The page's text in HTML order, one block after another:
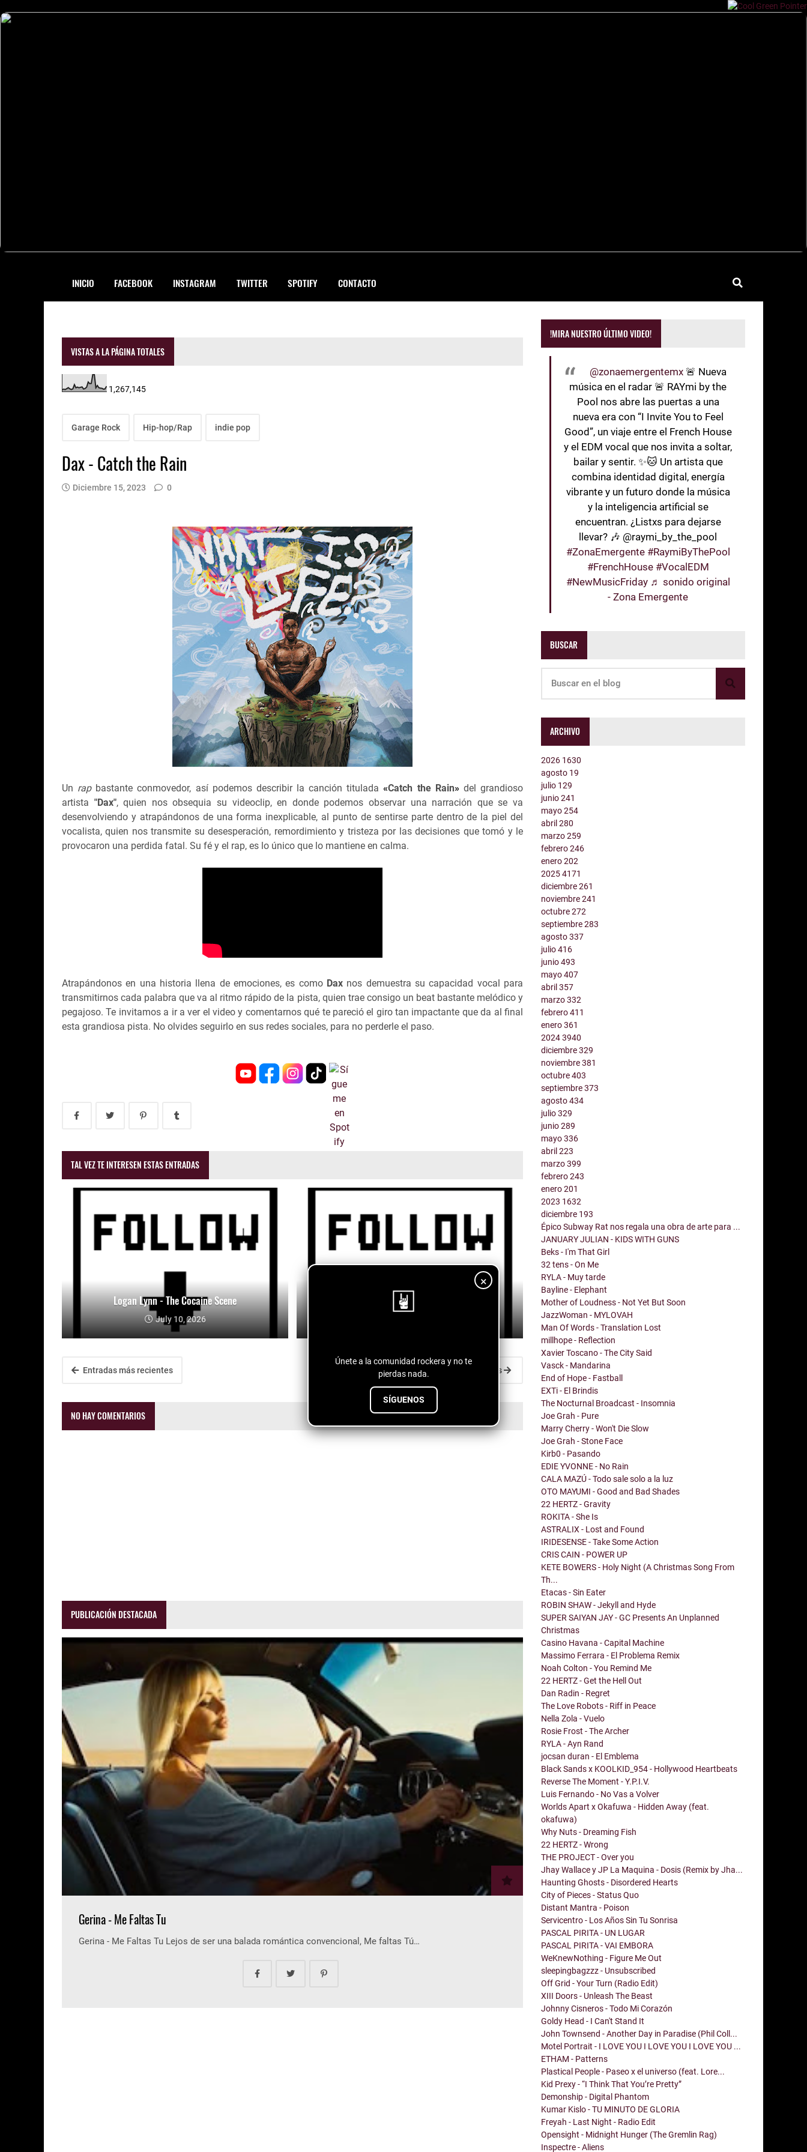
INICIO FACEBOOK INSTAGRAM TWITTER SPOTIFY CONTACTO
×
Únete a la comunidad rockera y no te
pierdas nada.
SÍGUENOS
VISTAS A LA PÁGINA TOTALES
1,267,145
Garage Rock Hip-hop/Rap indie pop
Dax - Catch the Rain
Diciembre 15, 2023 0
Un rapbastante conmovedor, así podemos describir la canción titulada«Catch the Rain»del grandioso
artista "Dax", quien nos obsequia su videoclip, en donde podemos observar una narración que se va
desenvolviendo y atrapándonos de una forma inexplicable, al punto de sentirse parte dentro de la piel del
vocalista, quien nos transmite su desesperación, remordimiento y tristeza por las decisiones que tomó y le
provocaron una perdida fatal. Su fé y el rap, es lo único que lo mantiene en calma.
Atrapándonos en una historia llena de emociones, es como Dax nos demuestra su capacidad vocal para
transmitirnos cada palabra que va al ritmo rápido de la pista, quien trae consigo un beat bastante melódico y
pegajoso. Te invitamos a ir a ver el video y comentarnos qué te pareció el giro tan impactante que da al final
esta grandiosa pista. No olvides seguirlo en sus redes sociales, para no perderle el paso.
TAL VEZ TE INTERESEN ESTAS ENTRADAS
Logan Lynn - The Cocaine Scene
July 10, 2026
Stephen Jacques - Surf Spot Steamer Lane
Entradas más recientes Entradas antiguas
NO HAY COMENTARIOS
PUBLICACIÓN DESTACADA
Gerina - Me Faltas Tu
Gerina - Me Faltas Tu Lejos de ser una balada romántica convencional, Me faltas Tú…
!MIRA NUESTRO ÚLTIMO VIDEO!
@zonaemergentemx 🚨 Nueva
música en el radar 🚨 RAYmi by the
Pool nos abre las puertas a una
nueva era con “I Invite You to Feel
Good”, un viaje entre el French House
y el EDM vocal que nos invita a soltar,
bailar y sentir. ✨🐱 Un artista que
combina identidad digital, energía
vibrante y un futuro donde la música
y la inteligencia artificial se
encuentran. ¿Listxs para dejarse
llevar? 🎶 @raymi_by_the_pool
#ZonaEmergente #RaymiByThePool
#FrenchHouse #VocalEDM
#NewMusicFriday ♬ sonido original
- Zona Emergente
BUSCAR
ARCHIVO
2026 1630
agosto 19
julio 129
junio241
mayo254
abril280
marzo259
febrero246
enero202
20254171
diciembre261
noviembre241
octubre272
septiembre283
agosto337
julio416
junio493
mayo407
abril357
marzo332
febrero411
enero361
20243940
diciembre329
noviembre381
octubre403
septiembre373
agosto434
julio329
junio289
mayo336
abril223
marzo399
febrero243
enero201
2023 1632
diciembre 193
Épico Subway Rat nos regala una obra de arte para ...
JANUARY JULIAN - KIDS WITH GUNS
Beks - I'm That Girl
32 tens - On Me
RYLA - Muy tarde
Bayline - Elephant
Mother of Loudness - Not Yet But Soon
JazzWoman - MYLOVAH
Man Of Words - Translation Lost
millhope - Reflection
Xavier Toscano - The City Said
Vasck - Mandarina
End of Hope - Fastball
EXTi - El Brindis
The Nocturnal Broadcast - Insomnia
Joe Grah - Pure
Marry Cherry - Won't Die Slow
Joe Grah - Stone Face
Kirb0 - Pasando
EDIE YVONNE - No Rain
CALA MAZÚ - Todo sale solo a la luz
OTO MAYUMI - Good and Bad Shades
22 HERTZ - Gravity
ROKITA - She Is
ASTRALIX - Lost and Found
IRIDESENSE - Take Some Action
CRIS CAIN - POWER UP
KETE BOWERS - Holy Night (A Christmas Song From
Th...
Etacas - Sin Eater
ROBIN SHAW - Jekyll and Hyde
SUPER SAIYAN JAY - GC Presents An Unplanned
Christmas
Casino Havana - Capital Machine
Massimo Ferrara - El Problema Remix
Noah Colton - You Remind Me
22 HERTZ - Get the Hell Out
Dan Radin - Regret
The Love Robots - Riff in Peace
Nella Zola - Vuelo
Rosie Frost - The Archer
RYLA - Ayn Rand
jocsan duran - El Emblema
Black Sands x KOOLKID_954 - Hollywood Heartbeats
Reverse The Moment - Y.P.I.V.
Luis Fernando - No Vas a Volver
Worlds Apart x Okafuwa - Hidden Away (feat.
okafuwa)
Why Nuts - Dreaming Fish
22 HERTZ - Wrong
THE PROJECT - Over you
Jhay Wallace y JP La Maquina - Dosis (Remix by Jha...
Haunting Ghosts - Disordered Hearts
City of Pieces - Status Quo
Distant Mantra - Poison
Servicentro - Los Años Sin Tu Sonrisa
PASCAL PIRITA - UN LUGAR
PASCAL PIRITA - VAI EMBORA
WeKnewNothing - Figure Me Out
sleepingbagzzz - Unsubscribed
Off Grid - Your Turn (Radio Edit)
XIII Doors - Unleash The Beast
Johnny Cisneros - Todo Mi Corazón
Goldy Head - I Can't Stand It
John Townsend - Another Day in Paradise (Phil Coll...
Motel Portrait - I LOVE YOU I LOVE YOU I LOVE YOU ...
ETHAM - Patterns
Plastical People - Paseo x el universo (feat. Lore...
Kid Prexy - “I Think That You’re Pretty”
Demonship - Digital Phantom
Kumar Kislo - TU MINUTO DE GLORIA
Freyah - Last Night - Radio Edit
Opensight - Midnight Hunger (The Gremlin Rag)
Inspectre - Aliens